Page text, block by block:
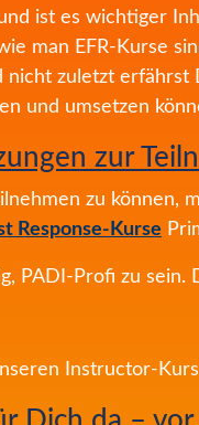
ist es wichtiger
man EFR-Kurse
nicht zuletzt erfährst
und umsetzen
zur
zu können,
Response-Kurse
PADI-Profi zu
Instructor-